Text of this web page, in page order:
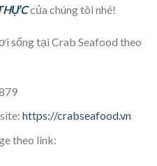
của chúng tôi nhé!
sống tại Crab Seafood theo
https://crabseafood.vn
theo link: